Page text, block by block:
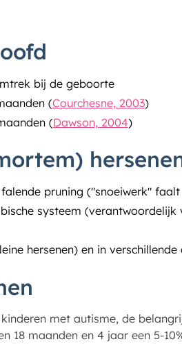
bij de geboorte
(Courchesne, 2003)
(Dawson, 2004)
pruning ("snoeiwerk" faalt
systeem (verantwoordelijk
hersenen) en in
met autisme, de
18 maanden en 4 jaar een 5-